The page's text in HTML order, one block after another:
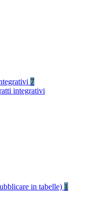
7
integrativi
in tabelle) 1